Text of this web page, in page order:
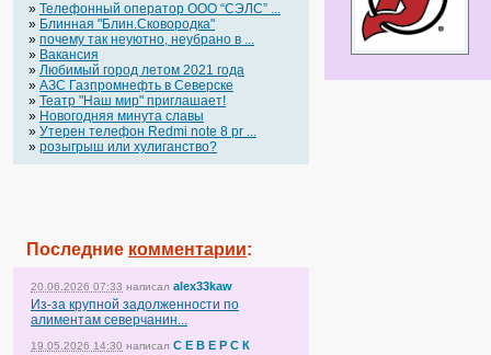
» Телефонный оператор OOO “СЭЛС” ...
» Блинная "Блин.Сковородка"
» почему так неуютно, неубрано в ...
» Вакансия
» Любимый город летом 2021 года
» АЗС Газпромнефть в Северске
» Театр "Наш мир" приглашает!
» Новогодняя минута славы
» Утерен телефон Redmi note 8 pr ...
» розыгрыш или хулиганство?
Последние комментарии:
20.06.2026 07:33 написал alex33kaw
Из-за крупной задолженности по
алиментам северчанин...
19.05.2026 14:30 написал С Е В Е Р С К